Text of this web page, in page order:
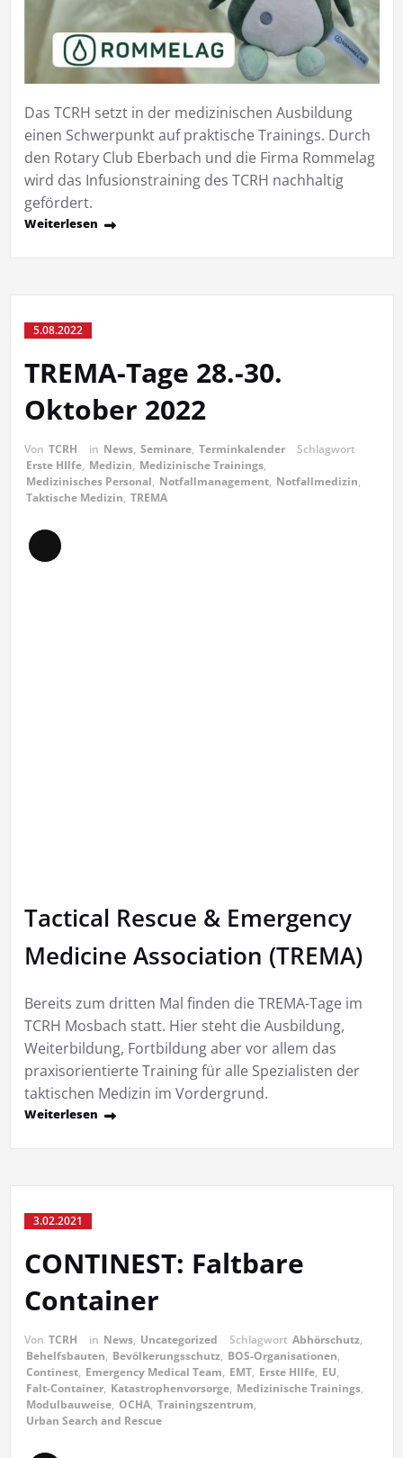
Das TCRH setzt in der medizinischen Ausbildung
einen Schwerpunkt auf praktische Trainings. Durch
den Rotary Club Eberbach und die Firma Rommelag
wird das Infusionstraining des TCRH nachhaltig
gefördert.
Weiterlesen
5.08.2022
TREMA-Tage 28.-30.
Oktober 2022
Von TCRH in News, Seminare, Terminkalender
Schlagwort
Erste HIlfe, Medizin, Medizinische Trainings,
Medizinisches Personal, Notfallmanagement, Notfallmedizin,
Taktische Medizin, TREMA
Lange
Tactical Rescue & Emergency
Medicine Association (TREMA)
Bereits zum dritten Mal finden die TREMA-Tage im
TCRH Mosbach statt. Hier steht die Ausbildung,
Weiterbildung, Fortbildung aber vor allem das
praxisorientierte Training für alle Spezialisten der
taktischen Medizin im Vordergrund.
Weiterlesen
3.02.2021
CONTINEST: Faltbare
Container
Von TCRH in News, Uncategorized Schlagwort Abhörschutz,
Behelfsbauten, Bevölkerungsschutz, BOS-Organisationen,
Continest, Emergency Medical Team, EMT, Erste HIlfe, EU,
Falt-Container, Katastrophenvorsorge, Medizinische Trainings,
Modulbauweise, OCHA, Trainingszentrum,
Urban Search and Rescue